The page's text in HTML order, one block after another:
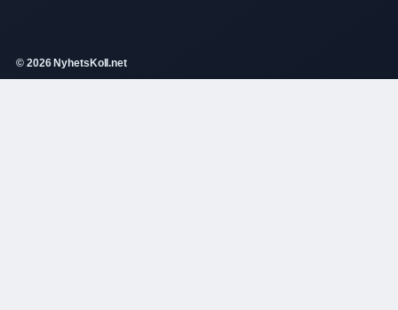
© 2026 NyhetsKoll.net